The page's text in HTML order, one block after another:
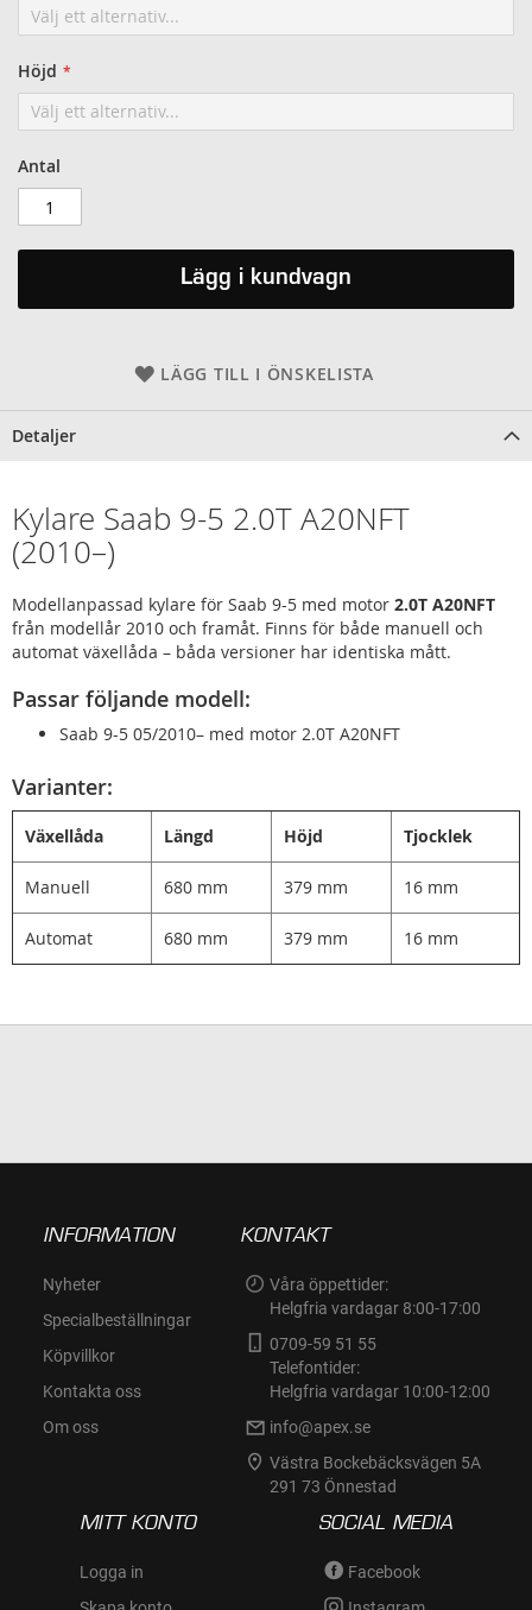
Höjd
Antal
Lägg i kundvagn
LÄGG TILL I ÖNSKELISTA
Detaljer
Kylare Saab 9-5 2.0T A20NFT
(2010–)
Modellanpassad kylare för Saab 9-5 med motor 2.0T A20NFT
från modellår 2010 och framåt. Finns för både manuell och
automat växellåda – båda versioner har identiska mått.
Passar följande modell:
Saab 9-5 05/2010– med motor 2.0T A20NFT
Varianter:
Växellåda Längd Höjd Tjocklek
Manuell 680 mm 379 mm 16 mm
Automat 680 mm 379 mm 16 mm
INFORMATION
Nyheter
Specialbeställningar
Köpvillkor
Kontakta oss
Om oss
KONTAKT
Våra öppettider:
Helgfria vardagar 8:00-17:00
0709-59 51 55
Telefontider:
Helgfria vardagar 10:00-12:00
info@apex.se
Västra Bockebäcksvägen 5A
291 73 Önnestad
MITT KONTO
Logga in
SOCIAL MEDIA
Facebook